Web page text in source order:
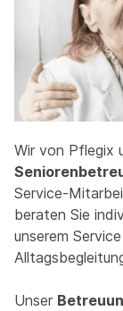
Wir von Pflegix
Service-
beraten Sie
unserem
Unser